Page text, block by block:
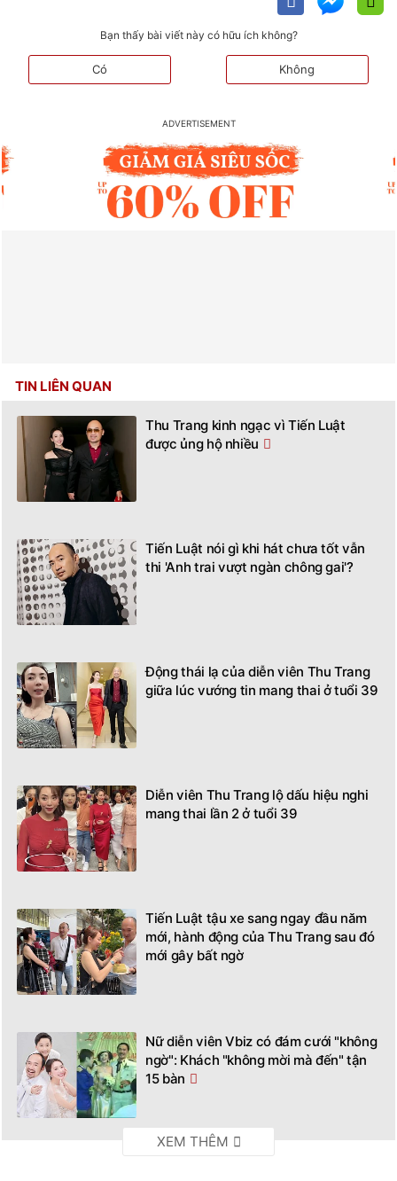
Bạn thấy bài viết này có hữu ích không?
Có Không
TIN LIÊN QUAN
Thu Trang kinh ngạc vì Tiến Luật
được ủng hộ nhiều
Tiến Luật nói gì khi hát chưa tốt vẫn
thi 'Anh trai vượt ngàn chông gai'?
Động thái lạ của diễn viên Thu Trang
giữa lúc vướng tin mang thai ở tuổi 39
Diễn viên Thu Trang lộ dấu hiệu nghi
mang thai lần 2 ở tuổi 39
Tiến Luật tậu xe sang ngay đầu năm
mới, hành động của Thu Trang sau đó
mới gây bất ngờ
Nữ diễn viên Vbiz có đám cưới "không
ngờ": Khách "không mời mà đến" tận
15 bàn